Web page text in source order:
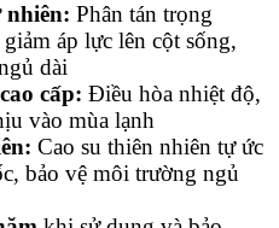
nhiên: Phân tán trọng
áp lực lên cột sống,
dài
cấp: Điều hòa nhiệt độ,
vào mùa lạnh
Cao su thiên nhiên tự ức
bảo vệ môi trường ngủ